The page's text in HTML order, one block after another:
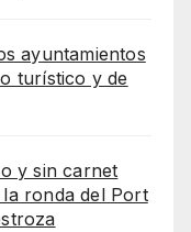
ayuntamientos
turístico y de
y sin carnet
ronda del Port